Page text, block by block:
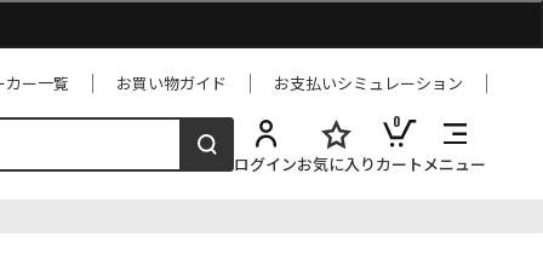
カー一覧 お買い物ガイド お支払いシミュレーション
ログインお気に入り
0
カートメニュー